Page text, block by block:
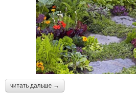
читать дальше →